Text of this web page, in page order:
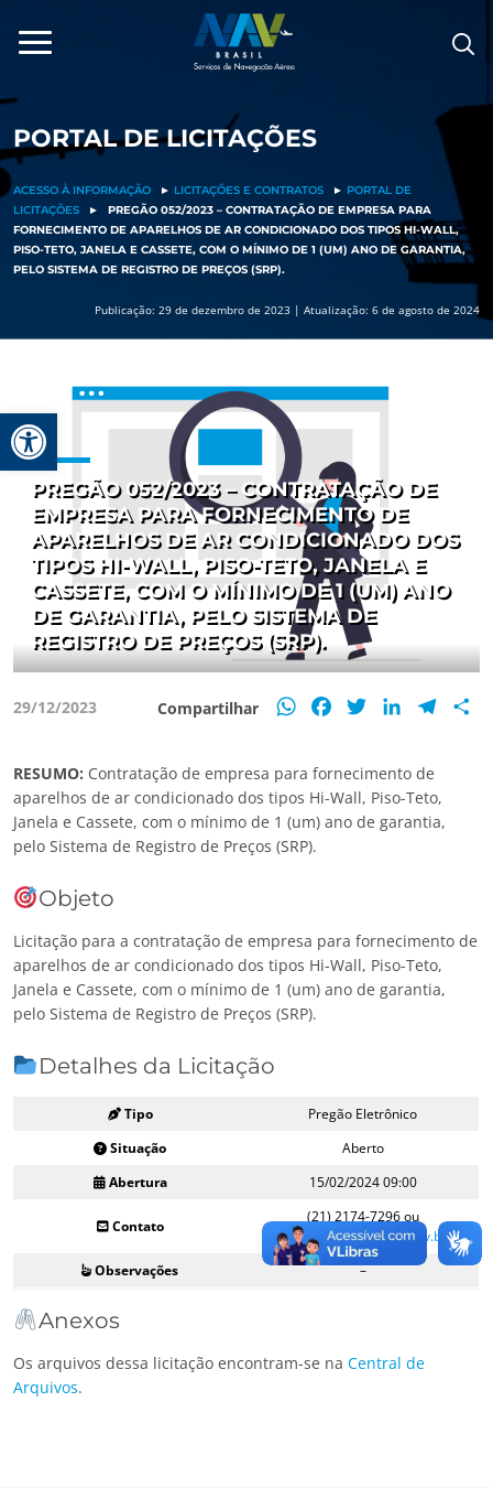
Barra de Ferramentas Aberta
para
conteúdo
PORTAL DE LICITAÇÕES
ACESSO À INFORMAÇÃO ► LICITAÇÕES E CONTRATOS ► PORTAL DE
LICITAÇÕES
►
PREGÃO 052/2023 – CONTRATAÇÃO DE EMPRESA PARA
FORNECIMENTO DE APARELHOS DE AR CONDICIONADO DOS TIPOS HI-WALL,
PISO-TETO, JANELA E CASSETE, COM O MÍNIMO DE 1 (UM) ANO DE GARANTIA,
PELO SISTEMA DE REGISTRO DE PREÇOS (SRP).
Publicação: 29 de dezembro de 2023 | Atualização: 6 de agosto de 2024
PREGÃO 052/2023 – CONTRATAÇÃO DE
EMPRESA PARA FORNECIMENTO DE
APARELHOS DE AR CONDICIONADO DOS
TIPOS HI-WALL, PISO-TETO, JANELA E
CASSETE, COM O MÍNIMO DE 1 (UM) ANO
DE GARANTIA, PELO SISTEMA DE
REGISTRO DE PREÇOS (SRP).
29/12/2023 Compartilhar WhatsApp
FacebookTwitterLinkedIn
RESUMO: Contratação de empresa para fornecimento de
aparelhos de ar condicionado dos tipos Hi-Wall, Piso-Teto,
Janela e Cassete, com o mínimo de 1 (um) ano de garantia,
pelo Sistema de Registro de Preços (SRP).
Objeto
Licitação para a contratação de empresa para fornecimento de
aparelhos de ar condicionado dos tipos Hi-Wall, Piso-Teto,
Janela e Cassete, com o mínimo de 1 (um) ano de garantia,
pelo Sistema de Registro de Preços (SRP).
Detalhes da Licitação
Tipo
Pregão Eletrônico
Situação
Aberto
Abertura
15/02/2024 09:00
Contato
(21) 2174-7296 ou
licitacoes@navbrasil.gov.br
Observações
–
Anexos
Os arquivos dessa licitação encontram-se na Central de
Arquivos.